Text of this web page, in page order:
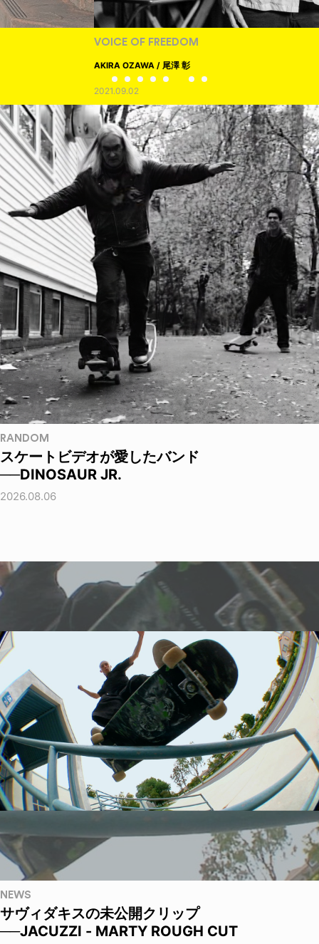
VOICE OF FREEDOM
AKIRA OZAWA / 尾澤 彰
RANDOM
スケートビデオが愛したバンド
──DINOSAUR JR.
2026.08.06
NEWS
サヴィダキスの未公開クリップ
──JACUZZI - MARTY ROUGH CUT